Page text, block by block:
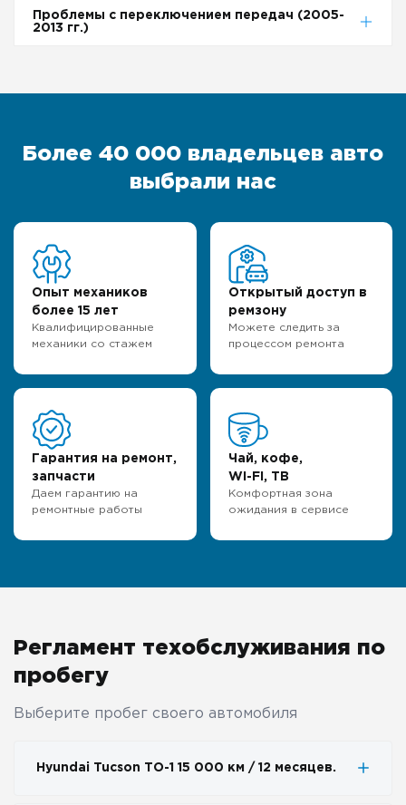
Проблемы с переключением передач (2005-
2013 гг.)
Более 40 000 владельцев авто
выбрали нас
Опыт механиков
более 15 лет
Квалифицированные
механики со стажем
Открытый доступ в
ремзону
Можете следить за
процессом ремонта
Гарантия на ремонт,
запчасти
Даем гарантию на
ремонтные работы
Чай, кофе,
WI-FI, ТВ
Комфортная зона
ожидания в сервисе
Регламент техобслуживания по
пробегу
Выберите пробег своего автомобиля
Hyundai Tucson ТО-1 15 000 км / 12 месяцев.